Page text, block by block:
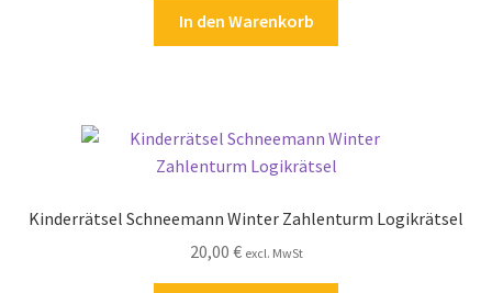
In den Warenkorb
Kinderrätsel Schneemann Winter Zahlenturm Logikrätsel
20,00 € excl. MwSt